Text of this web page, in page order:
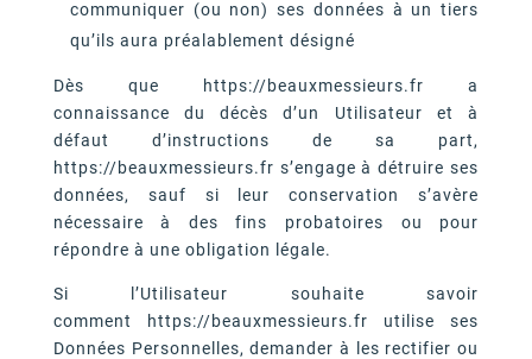
communiquer (ou non) ses données à un tiers
qu’ils aura préalablement désigné
Dès que https://beauxmessieurs.fr a
connaissance du décès d’un Utilisateur et à
défaut d’instructions de sa part,
https://beauxmessieurs.fr s’engage à détruire ses
données, sauf si leur conservation s’avère
nécessaire à des fins probatoires ou pour
répondre à une obligation légale.
Si l’Utilisateur souhaite savoir
comment https://beauxmessieurs.fr utilise ses
Données Personnelles, demander à les rectifier ou